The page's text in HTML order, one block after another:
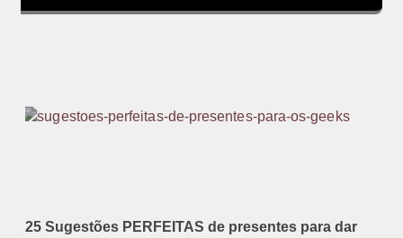
25 Sugestões PERFEITAS de presentes para dar